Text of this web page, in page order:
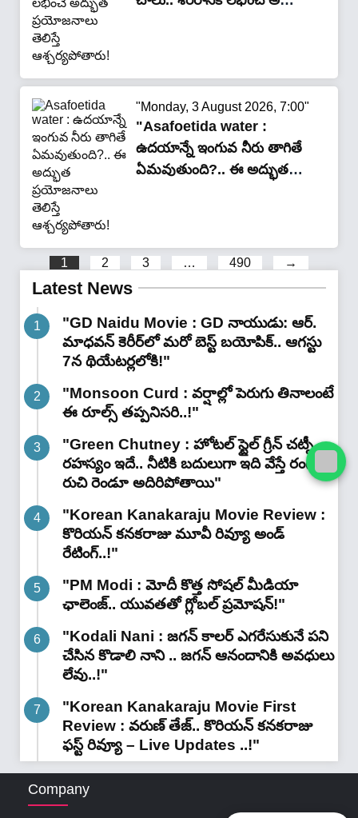
"Monday, 3 August 2026, 7:00"
"Asafoetida water :
ఉదయాన్నే ఇంగువ నీరు తాగితే
ఏమవుతుంది?.. ఈ అద్భుత
1 2 3 … 490 →
Latest News
"GD Naidu Movie : GD నాయుడు: ఆర్.
మాధవన్‌ కెరీర్‌లో మరో బెస్ట్ బయోపిక్.. ఆగస్టు
7న థియేటర్లలోకి!"
"Monsoon Curd : వర్షాల్లో పెరుగు తినాలంటే
ఈ రూల్స్ తప్పనిసరి..!"
"Green Chutney : హోటల్ స్టైల్ గ్రీన్ చట్నీ
రహస్యం ఇదే.. నీటికి బదులుగా ఇది వేస్తే రంగు,
రుచి రెండూ అదిరిపోతాయి"
"Korean Kanakaraju Movie Review :
కొరియన్ కనకరాజు మూవీ రివ్యూ అండ్
రేటింగ్‌..!"
"PM Modi : మోదీ కొత్త సోషల్ మీడియా
ఛాలెంజ్.. యువతతో గ్లోబల్ ప్రమోషన్!"
"Kodali Nani : జగన్ కాలర్ ఎగరేసుకునే పని
చేసిన కొడాలి నాని .. జగన్ ఆనందానికి అవధులు
లేవు..!"
"Korean Kanakaraju Movie First
Review : వరుణ్ తేజ్.. కొరియన్ కనకరాజు
ఫస్ట్ రివ్యూ – Live Updates ..!"
Company